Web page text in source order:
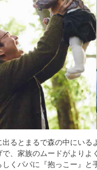
出るとまるで森の中にい
で、家族のムードがより
しくパパに『抱っこー』と